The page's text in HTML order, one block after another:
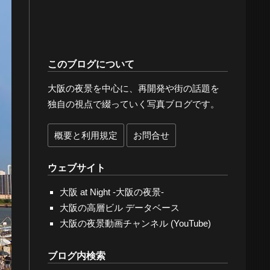
このブログについて
大阪の夜景を中心に、再開発や街の話題を
独自の視点で綴っていく写真ブログです。
概要と利用規定 お問合せ
ウェブサイト
大阪 at Night -大阪の夜景-
大阪の高層ビル データベース
大阪の夜景動画チャンネル (YouTube)
ブログ内検索